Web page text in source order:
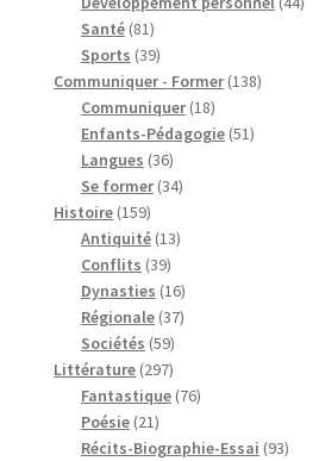
Santé 8181
produits
Sports 3939
produits
Communiquer - Former 138138
Communiquer 1818
produits
Enfants-Pédagogie 5151
Langues 3636
produits
Se former 3434
Histoire 159159
produits
Antiquité 1313
Conflits 3939
produits
Dynasties 1616
produits
Régionale 3737
Sociétés 5959
produits
Littérature 297297
produits
Fantastique 7676
Poésie 2121
produits
Récits-Biographie-Essai 9393